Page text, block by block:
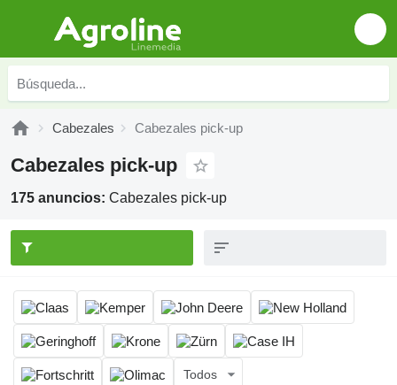
Cabezales Cabezales pick-up
Cabezales pick-up
175 anuncios: Cabezales pick-up
Todos